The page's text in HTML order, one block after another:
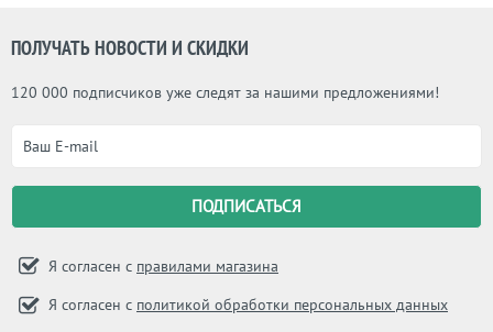
ПОЛУЧАТЬ НОВОСТИ И СКИДКИ
120 000 подписчиков уже следят за нашими предложениями!
Я согласен с правилами магазина
Я согласен с политикой обработки персональных данных